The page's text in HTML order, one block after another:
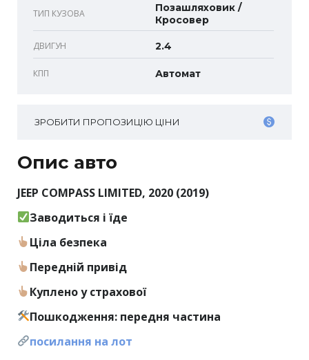
ТИП КУЗОВА
Позашляховик /
Кросовер
ДВИГУН 2.4
КПП Автомат
ЗРОБИТИ ПРОПОЗИЦІЮ ЦІНИ
Опис авто
JEEP COMPASS LIMITED, 2020 (2019)
Заводиться і їде
Ціла безпека
Передній привід
Куплено у страхової
Пошкодження: передня частина
посилання на лот